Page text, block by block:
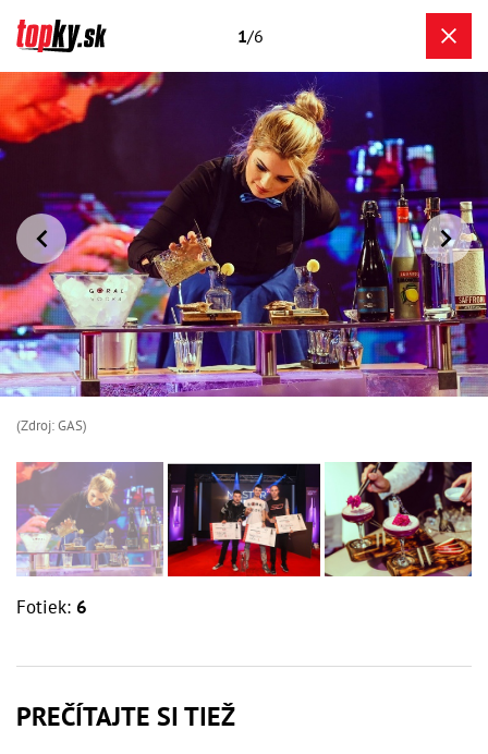
1/6
(Zdroj: GAS)
Fotiek: 6
PREČÍTAJTE SI TIEŽ